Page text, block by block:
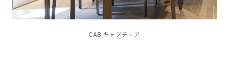
CAB キャブチェア